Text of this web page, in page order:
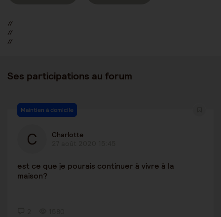
//
//
//
Ses participations au forum
Maintien à domicile
Charlotte
est ce que je pourais continuer à vivre à la
maison?